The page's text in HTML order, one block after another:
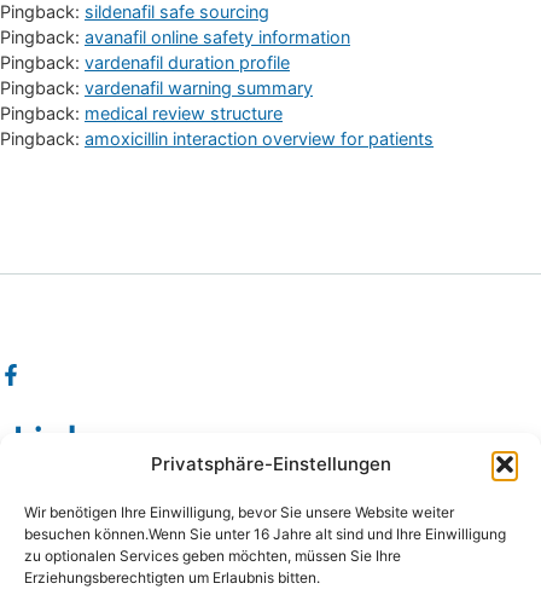
Privatsphäre-Einstellungen
Wir benötigen Ihre Einwilligung, bevor Sie unsere Website weiter
besuchen können.Wenn Sie unter 16 Jahre alt sind und Ihre Einwilligung
zu optionalen Services geben möchten, müssen Sie Ihre
Erziehungsberechtigten um Erlaubnis bitten.
Pingback: sildenafil safe sourcing
Pingback: avanafil online safety information
Pingback: vardenafil duration profile
Pingback: vardenafil warning summary
Pingback: medical review structure
Pingback: amoxicillin interaction overview for patients
Links
Wissenswertes
Das sind wir
Damals wie Heute